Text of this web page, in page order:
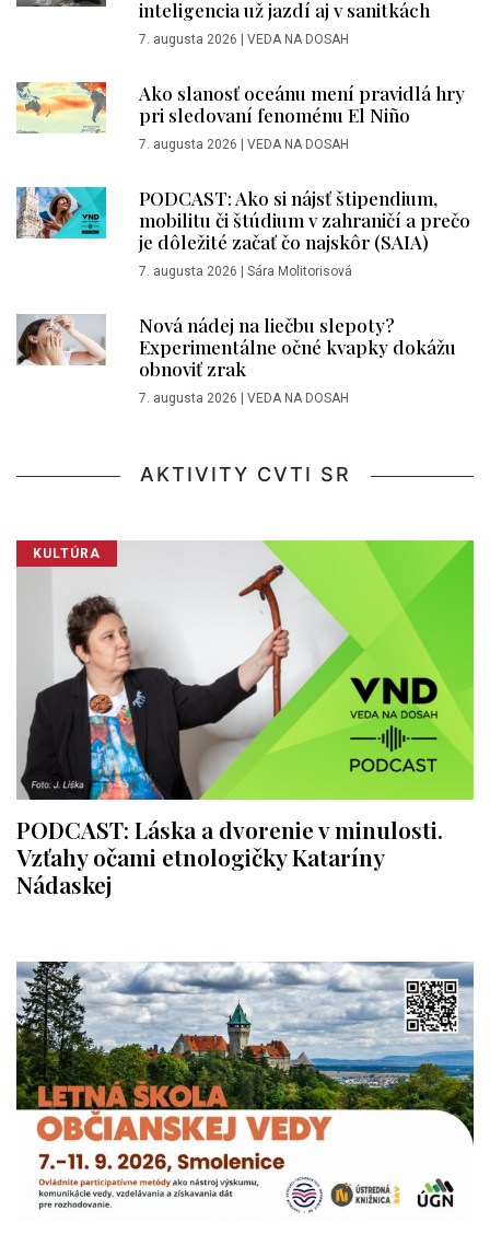
inteligencia už jazdí aj v sanitkách
7. augusta 2026 VEDA NA DOSAH
Ako slanosť oceánu mení pravidlá hry
pri sledovaní fenoménu El Niño
7. augusta 2026 VEDA NA DOSAH
PODCAST: Ako si nájsť štipendium,
mobilitu či štúdium v zahraničí a prečo
je dôležité začať čo najskôr (SAIA)
7. augusta 2026 Sára Molitorisová
Nová nádej na liečbu slepoty?
Experimentálne očné kvapky dokážu
obnoviť zrak
7. augusta 2026 VEDA NA DOSAH
AKTIVITY CVTI SR
KULTÚRA
PODCAST: Láska a dvorenie v minulosti.
Vzťahy očami etnologičky Kataríny
Nádaskej